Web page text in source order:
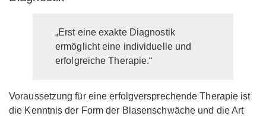
„Erst eine exakte Diagnostik
ermöglicht eine individuelle und
erfolgreiche Therapie.“
Voraussetzung für eine erfolgversprechende Therapie ist
die Kenntnis der Form der Blasenschwäche und die Art